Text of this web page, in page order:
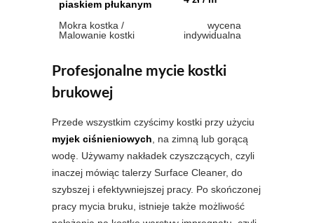
piaskiem płukanym
Mokra kostka /
Malowanie kostki
wycena
indywidualna
Profesjonalne mycie kostki
brukowej
Przede wszystkim czyścimy kostki przy użyciu
myjek ciśnieniowych, na zimną lub gorącą
wodę. Używamy nakładek czyszczących, czyli
inaczej mówiąc talerzy Surface Cleaner, do
szybszej i efektywniejszej pracy. Po skończonej
pracy mycia bruku, istnieje także możliwość